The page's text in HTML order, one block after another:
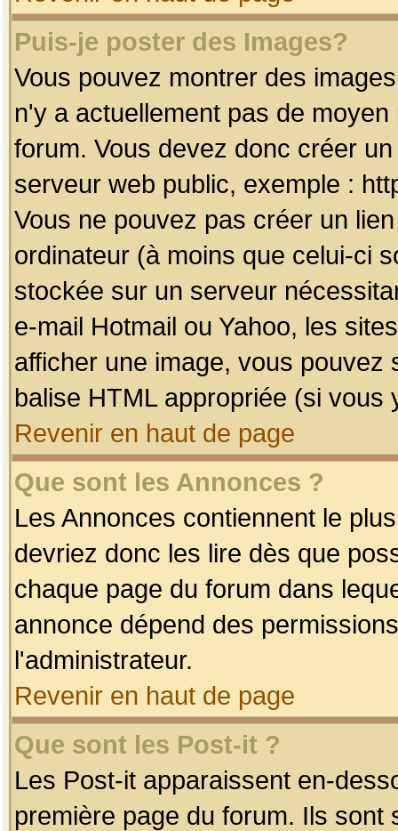
Puis-je poster des Images?
Vous pouvez montrer des
n'y a actuellement pas de
forum. Vous devez donc créer
serveur web public, exemple :
Vous ne pouvez pas créer un
ordinateur (à moins que celui-ci
stockée sur un serveur
e-mail Hotmail ou Yahoo, les
afficher une image, vous pouvez
balise HTML appropriée (si vous
Revenir en haut de page
Que sont les Annonces ?
Les Annonces contiennent le
devriez donc les lire dès que
chaque page du forum dans
annonce dépend des
l'administrateur.
Revenir en haut de page
Que sont les Post-it ?
Les Post-it apparaissent en-
première page du forum. Ils